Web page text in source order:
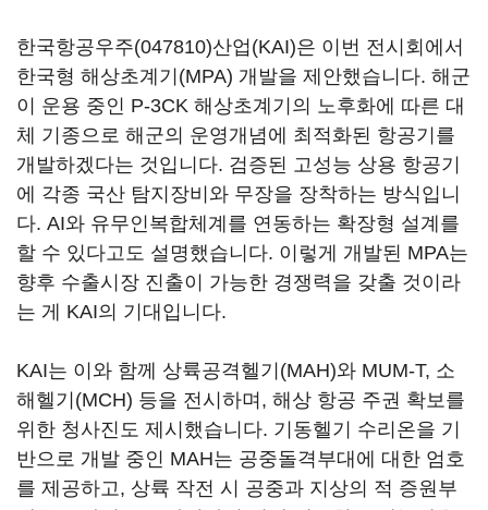
한국항공우주(047810)산업(KAI)은 이번 전시회에서
한국형 해상초계기(MPA) 개발을 제안했습니다. 해군
이 운용 중인 P-3CK 해상초계기의 노후화에 따른 대
체 기종으로 해군의 운영개념에 최적화된 항공기를
개발하겠다는 것입니다. 검증된 고성능 상용 항공기
에 각종 국산 탐지장비와 무장을 장착하는 방식입니
다. AI와 유무인복합체계를 연동하는 확장형 설계를
할 수 있다고도 설명했습니다. 이렇게 개발된 MPA는
향후 수출시장 진출이 가능한 경쟁력을 갖출 것이라
는 게 KAI의 기대입니다.
KAI는 이와 함께 상륙공격헬기(MAH)와 MUM-T, 소
해헬기(MCH) 등을 전시하며, 해상 항공 주권 확보를
위한 청사진도 제시했습니다. 기동헬기 수리온을 기
반으로 개발 중인 MAH는 공중돌격부대에 대한 엄호
를 제공하고, 상륙 작전 시 공중과 지상의 적 증원부